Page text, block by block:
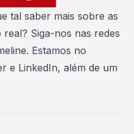
tal saber mais sobre as
Siga-nos nas redes
Estamos no
e LinkedIn, além de um